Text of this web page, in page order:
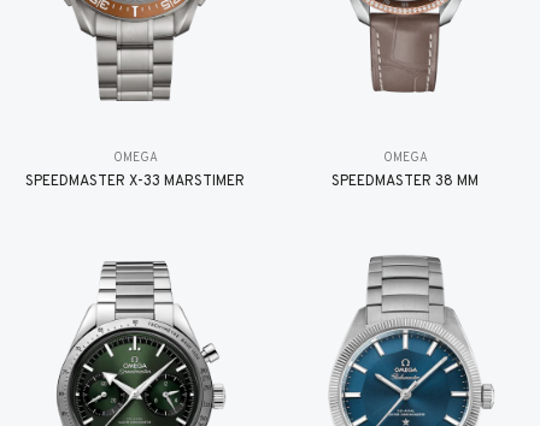
OMEGA
SPEEDMASTER X-33 MARSTIMER
OMEGA
SPEEDMASTER 38 MM